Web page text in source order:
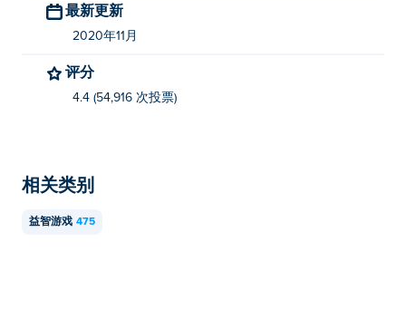
最新更新
2020年11月
评分
4.4 (54,916 次投票)
相关类别
益智游戏 475